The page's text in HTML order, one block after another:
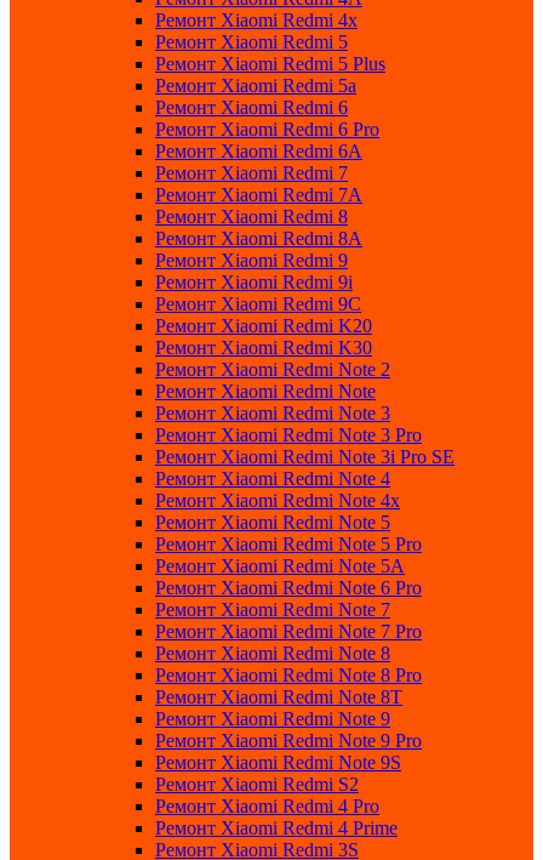
Ремонт Xiaomi Redmi 4x
Ремонт Xiaomi Redmi 5
Ремонт Xiaomi Redmi 5 Plus
Ремонт Xiaomi Redmi 5a
Ремонт Xiaomi Redmi 6
Ремонт Xiaomi Redmi 6 Pro
Ремонт Xiaomi Redmi 6A
Ремонт Xiaomi Redmi 7
Ремонт Xiaomi Redmi 7A
Ремонт Xiaomi Redmi 8
Ремонт Xiaomi Redmi 8A
Ремонт Xiaomi Redmi 9
Ремонт Xiaomi Redmi 9i
Ремонт Xiaomi Redmi 9C
Ремонт Xiaomi Redmi K20
Ремонт Xiaomi Redmi K30
Ремонт Xiaomi Redmi Note 2
Ремонт Xiaomi Redmi Note
Ремонт Xiaomi Redmi Note 3
Ремонт Xiaomi Redmi Note 3 Pro
Ремонт Xiaomi Redmi Note 3i Pro SE
Ремонт Xiaomi Redmi Note 4
Ремонт Xiaomi Redmi Note 4x
Ремонт Xiaomi Redmi Note 5
Ремонт Xiaomi Redmi Note 5 Pro
Ремонт Xiaomi Redmi Note 5A
Ремонт Xiaomi Redmi Note 6 Pro
Ремонт Xiaomi Redmi Note 7
Ремонт Xiaomi Redmi Note 7 Pro
Ремонт Xiaomi Redmi Note 8
Ремонт Xiaomi Redmi Note 8 Pro
Ремонт Xiaomi Redmi Note 8T
Ремонт Xiaomi Redmi Note 9
Ремонт Xiaomi Redmi Note 9 Pro
Ремонт Xiaomi Redmi Note 9S
Ремонт Xiaomi Redmi S2
Ремонт Xiaomi Redmi 4 Pro
Ремонт Xiaomi Redmi 4 Prime
Ремонт Xiaomi Redmi 3S